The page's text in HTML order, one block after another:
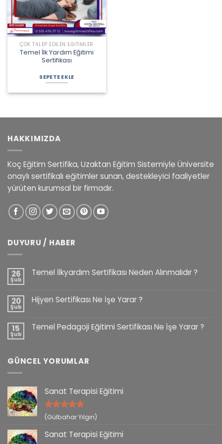
ÇOK TALEP EDILEN EĞITIMLER
Temel İlk Yardım Eğitimi
Sertifikası
fiyat:
1.350,00 ₺.
andaki
fiyat:
990,00 ₺.
SEPETE EKLE
HAKKIMIZDA
Koç Eğitim Sertifika, Uzaktan Eğitim Sistemiyle Üniversite
onaylı sertifikalı eğitimler sunan, destekleyici faaliyetler
yürüten kurumsal bir firmadır.
DUYURU / HABER
26
Şub
Temel İlkyardım Sertifikası Neden Alınmalıdır ?
20
Şub
Hijyen Sertifikası Ne İşe Yarar ?
15
Şub
Temel Pedagoji Eğitimi Sertifikası Ne İşe Yarar ?
GÜNCEL YORUMLAR
Sanat Terapisi Eğitimi
5 üzerinden
(Gülbahar Yılgın)
Sanat Terapisi Eğitimi